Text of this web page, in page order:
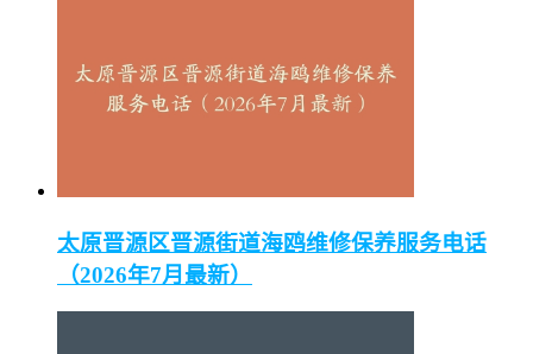
太原晋源区晋源街道海鸥维修保养服务电话
（2026年7月最新）